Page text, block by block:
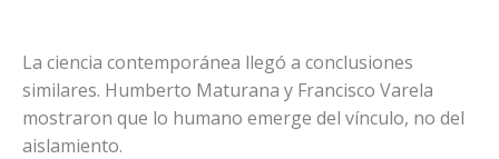
La ciencia contemporánea llegó a conclusiones
similares. Humberto Maturana y Francisco Varela
mostraron que lo humano emerge del vínculo, no del
aislamiento.